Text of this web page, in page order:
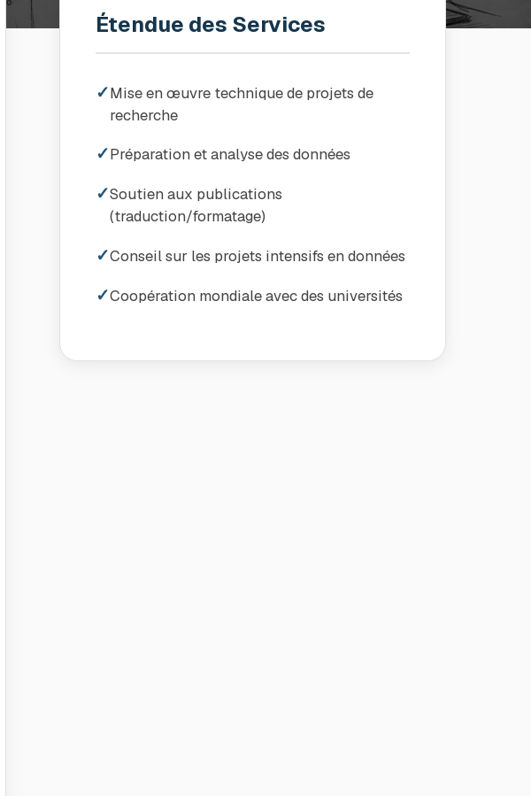
Étendue des Services
✓Mise en œuvre technique de projets de
recherche
✓Préparation et analyse des données
✓Soutien aux publications
(traduction/formatage)
✓Conseil sur les projets intensifs en données
✓Coopération mondiale avec des universités